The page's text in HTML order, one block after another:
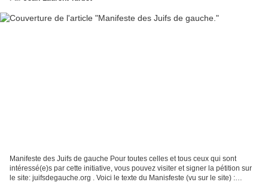
Manifeste des Juifs de gauche Pour toutes celles et tous ceux qui sont
intéressé(e)s par cette initiative, vous pouvez visiter et signer la pétition sur
le site: juifsdegauche.org . Voici le texte du Manisfeste (vu sur le site) :